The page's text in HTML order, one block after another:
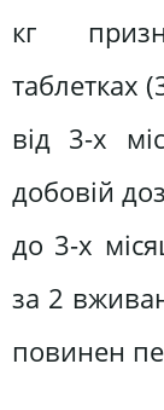
кг
таблетках
від 3-х
добовій
до 3-х
за 2
повинен